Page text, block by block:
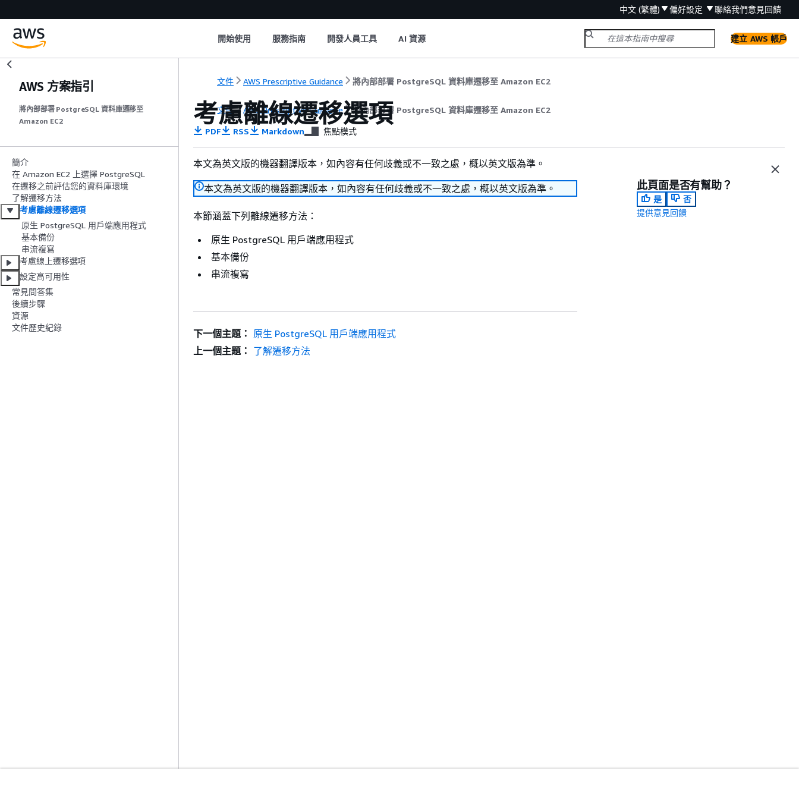
中文 (繁體) 偏好設定 聯絡我們意見回饋
開始使用 服務指南 開發人員工具 AI 資源 建立 AWS 帳戶
AWS 方案指引
將內部部署 PostgreSQL 資料庫遷移至
Amazon EC2
簡介
在 Amazon EC2 上選擇 PostgreSQL
在遷移之前評估您的資料庫環境
了解遷移方法
考慮離線遷移選項
原生 PostgreSQL 用戶端應用程式
基本備份
串流複寫
考慮線上遷移選項
設定高可用性
常見問答集
後續步驟
資源
文件歷史紀錄
文件 AWS Prescriptive Guidance 將內部部署 PostgreSQL 資料庫遷移至 Amazon EC2
文件 AWS Prescriptive Guidance 將內部部署 PostgreSQL 資料庫遷移至 Amazon EC2
考慮離線遷移選項
PDF RSS Markdown 焦點模式
本文為英文版的機器翻譯版本，如內容有任何歧義或不一致之處，概以英文版為準。
本文為英文版的機器翻譯版本，如內容有任何歧義或不一致之處，概以英文版為準。
本節涵蓋下列離線遷移方法：
原生 PostgreSQL 用戶端應用程式
基本備份
串流複寫
此頁面是否有幫助？
是
否
提供意見回饋
下一個主題： 原生 PostgreSQL 用戶端應用程式
上一個主題： 了解遷移方法